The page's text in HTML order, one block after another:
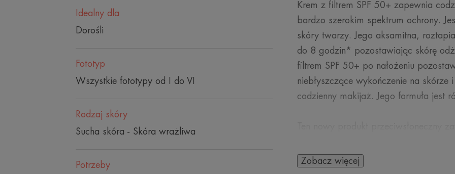
Idealny dla
Dorośli
Fototyp
Wszystkie fototypy od I do VI
Rodzaj skóry
Sucha skóra - Skóra wrażliwa
Potrzeby
Krem z filtrem SPF 50+ zapewnia
bardzo szerokim spektrum ochrony.
skóry twarzy. Jego aksamitna,
do 8 godzin* pozostawiając skórę
filtrem SPF 50+ po nałożeniu
niebłyszczące wykończenie na skórze
codzienny makijaż. Jego formuła jest
promieniowaniem UV i oraz światłem
Zobacz więcej